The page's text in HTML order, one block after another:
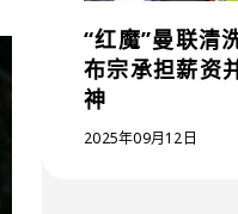
“红魔”曼联清
布宗承担薪资
神
2025年09月12日